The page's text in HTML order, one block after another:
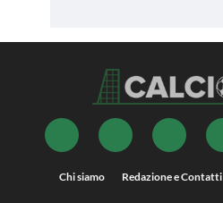
Chi siamo Redazione e Contatti